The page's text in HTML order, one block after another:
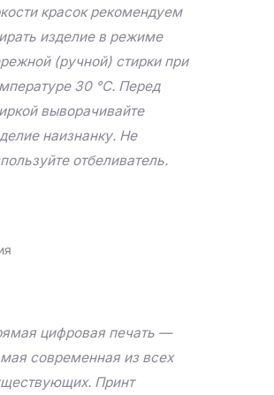
красок рекомендуем
изделие в режиме
(ручной) стирки при
30 °C. Перед
выворачивайте
наизнанку. Не
отбеливатель.
цифровая печать —
современная из всех
Принт